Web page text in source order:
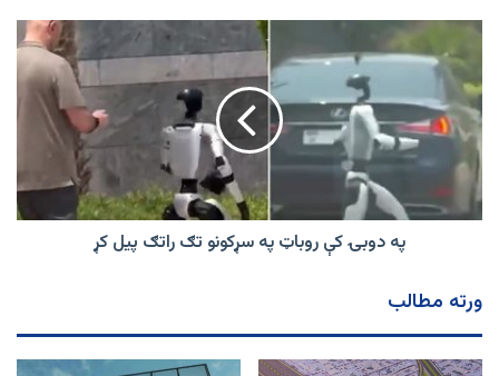
موده
تمدید
کړه
په
دوبۍ
کې
روباټ
په
سړکونو
تګ
راتګ
پیل
په دوبۍ کې روباټ په سړکونو تګ راتګ پیل کړ
ورته مطالب